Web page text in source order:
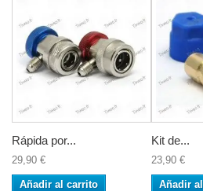
Rápida por...
29,90 €
Añadir al carrito
Kit de...
23,90 €
Añadir